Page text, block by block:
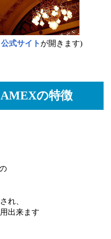
公式サイト が開きます)
の特徴
れ、
出来ます